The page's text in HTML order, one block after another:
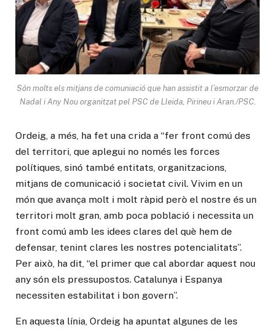
Són molts els mitjans de comuniació que han assistit a l’esmorzar de
Nadal i Any Nou organitzat pel PSC de Lleida, Pirineu i Aran./PSC.
Ordeig, a més, ha fet una crida a “fer front comú des
del territori, que aplegui no només les forces
polítiques, sinó també entitats, organitzacions,
mitjans de comunicació i societat civil. Vivim en un
món que avança molt i molt ràpid però el nostre és un
territori molt gran, amb poca població i necessita un
front comú amb les idees clares del què hem de
defensar, tenint clares les nostres potencialitats”.
Per això, ha dit, “el primer que cal abordar aquest nou
any són els pressupostos. Catalunya i Espanya
necessiten estabilitat i bon govern”.
En aquesta línia, Ordeig ha apuntat algunes de les